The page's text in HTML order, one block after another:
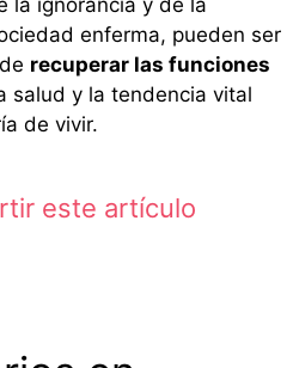
la ignorancia y de la
enferma, pueden ser
recuperar las funciones
salud y la tendencia vital
de vivir.
este artículo